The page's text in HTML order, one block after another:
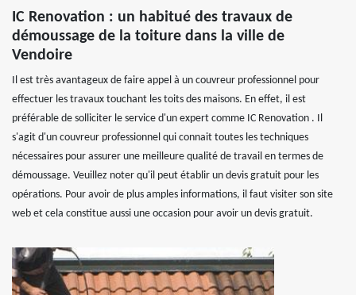
IC Renovation : un habitué des travaux de
démoussage de la toiture dans la ville de
Vendoire
Il est très avantageux de faire appel à un couvreur professionnel pour
effectuer les travaux touchant les toits des maisons. En effet, il est
préférable de solliciter le service d'un expert comme IC Renovation . Il
s'agit d'un couvreur professionnel qui connait toutes les techniques
nécessaires pour assurer une meilleure qualité de travail en termes de
démoussage. Veuillez noter qu'il peut établir un devis gratuit pour les
opérations. Pour avoir de plus amples informations, il faut visiter son site
web et cela constitue aussi une occasion pour avoir un devis gratuit.